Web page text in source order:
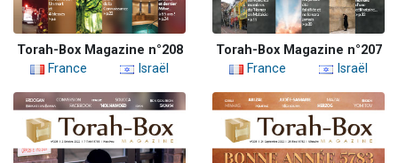
Torah-Box Magazine n°208
France
Israël
Torah-Box Magazine n°207
France
Israël